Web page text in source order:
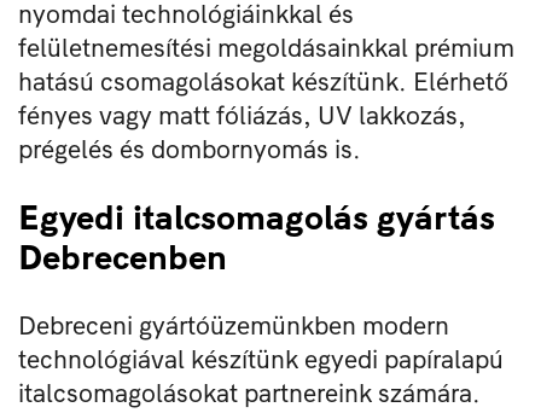
nyomdai technológiáinkkal és
felületnemesítési megoldásainkkal prémium
hatású csomagolásokat készítünk. Elérhető
fényes vagy matt fóliázás, UV lakkozás,
prégelés és dombornyomás is.
Egyedi italcsomagolás gyártás
Debrecenben
Debreceni gyártóüzemünkben modern
technológiával készítünk egyedi papíralapú
italcsomagolásokat partnereink számára.